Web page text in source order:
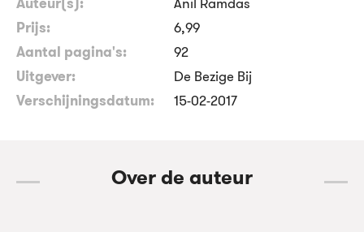
Prijs:
6,99
Aantal pagina's:
92
Uitgever:
De Bezige Bij
Verschijningsdatum:
15-02-2017
Over de auteur